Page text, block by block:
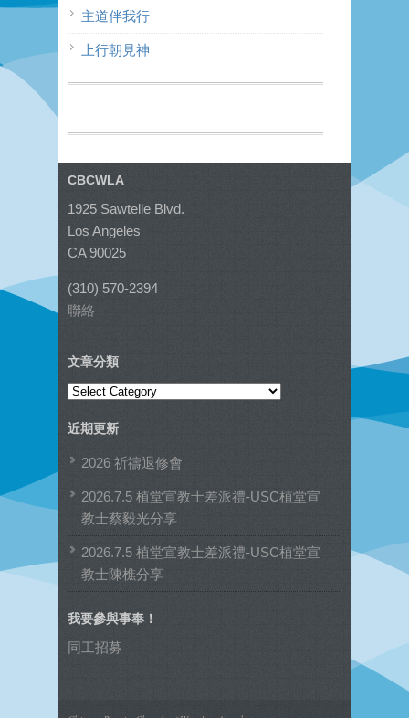
主道伴我行
上行朝見神
CBCWLA
1925 Sawtelle Blvd.
Los Angeles
CA 90025
(310) 570-2394
聯絡
文章分類
文
分
類
近期更新
2026 祈禱退修會
2026.7.5 植堂宣教士差派禮-USC植堂宣
教士蔡毅光分享
2026.7.5 植堂宣教士差派禮-USC植堂宣
教士陳樵分享
我要參與事奉！
同工招募